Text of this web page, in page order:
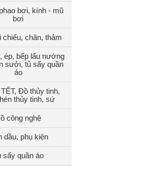
bơi, kính - mũ
bơi
chiếu, chăn, thảm
ép, bếp lẩu nướng
sưởi, tủ sấy quần
áo
Đồ thủy tinh,
thủy tinh, sứ
công nghệ
dầu, phụ kiện
sấy quần áo